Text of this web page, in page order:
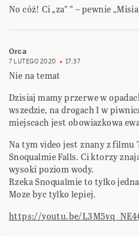
No cóż! Ci „za” ” – pewnie
Orca
7 LUTEGO 2020 17:37
Nie na temat
Dzisiaj mamy przerwe w
wszedzie, na drogach I w
miejscach jest obowiazkowa
Na tym video jest znany z filmu
Snoqualmie Falls. Ci ktorzy
wysoki poziom wody.
Rzeka Snoqualmie to tylko
Moze byc tylko lepiej.
https://youtu.be/